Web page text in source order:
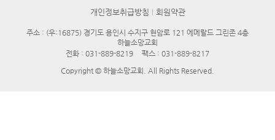
개인정보취급방침 회원약관
주소 : (우:16875) 경기도 용인시 수지구 현암로 121 에메랄드 그린존 4층
하늘소망교회
전화 : 031-889-8219
팩스 : 031-889-8217
Copyright © 하늘소망교회. All Rights Reserved.